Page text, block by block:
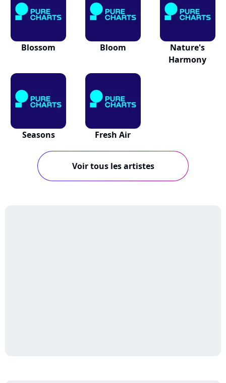
Blossom Bloom
Nature's
Harmony
Seasons Fresh Air
Voir tous les artistes